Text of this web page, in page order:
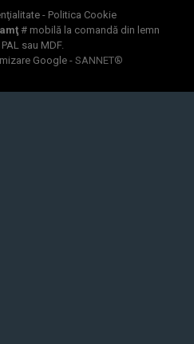
- Politica Cookie
# mobilă la comandă din lemn
sau MDF.
Google - SANNET®